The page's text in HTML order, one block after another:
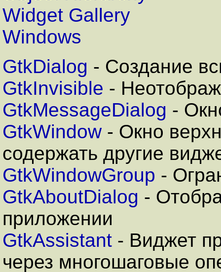
Widget Gallery
Windows
GtkDialog - Создание
GtkInvisible -
GtkMessageDialog -
GtkWindow- Окно
содержать другие
GtkWindowGroup -
GtkAboutDialog -
приложении
GtkAssistant - Виджет
через многошаговые